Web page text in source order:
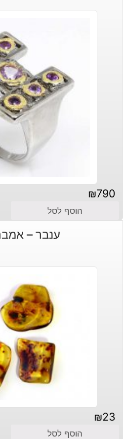
₪790
הוסף לסל
ענבר –
₪23
הוסף לסל